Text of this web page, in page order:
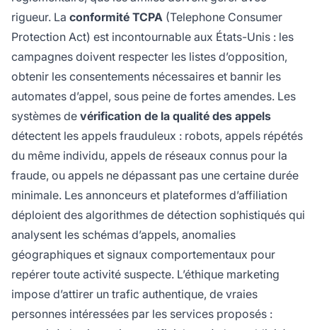
rigueur. La conformité TCPA (Telephone Consumer
Protection Act) est incontournable aux États-Unis : les
campagnes doivent respecter les listes d’opposition,
obtenir les consentements nécessaires et bannir les
automates d’appel, sous peine de fortes amendes. Les
systèmes de vérification de la qualité des appels
détectent les appels frauduleux : robots, appels répétés
du même individu, appels de réseaux connus pour la
fraude, ou appels ne dépassant pas une certaine durée
minimale. Les annonceurs et plateformes d’affiliation
déploient des algorithmes de détection sophistiqués qui
analysent les schémas d’appels, anomalies
géographiques et signaux comportementaux pour
repérer toute activité suspecte. L’éthique marketing
impose d’attirer un trafic authentique, de vraies
personnes intéressées par les services proposés :